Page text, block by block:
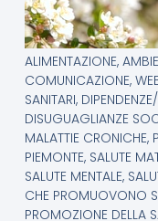
ALIMENTAZIONE,
COMUNICAZIONE,
SANITARI,
DISUGUAGLIANZE
MALATTIE CRONICHE,
PIEMONTE, SALUTE
SALUTE MENTALE,
CHE PROMUOVONO
PROMOZIONE DELLA